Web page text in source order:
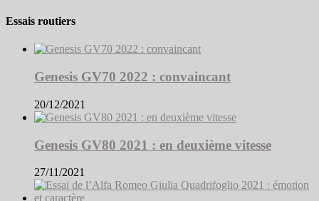
Essais routiers
Genesis GV70 2022 : convaincant
20/12/2021
Genesis GV80 2021 : en deuxième vitesse
27/11/2021